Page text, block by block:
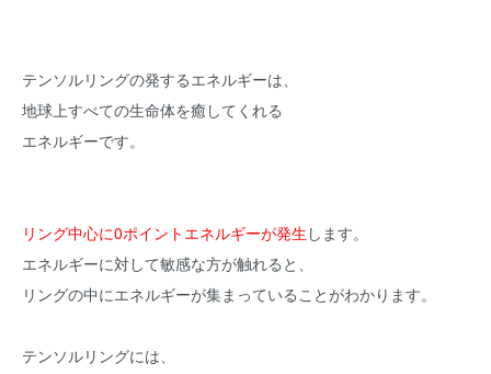
テンソルリングの発するエネルギーは、
地球上すべての生命体を癒してくれる
エネルギーです。
リング中心に0ポイントエネルギーが発生 します。
エネルギーに対して敏感な方が触れると、
リングの中にエネルギーが集まっていることがわかります。
テンソルリングには、